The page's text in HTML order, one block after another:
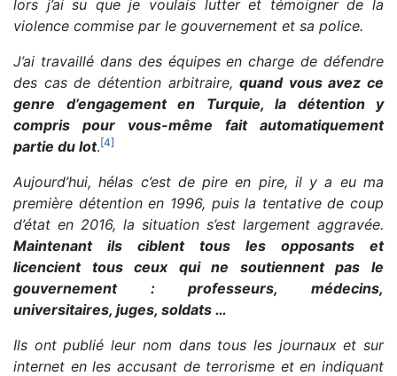
lors j’ai su que je voulais lutter et témoigner de la
violence commise par le gouvernement et sa police.
J’ai travaillé dans des équipes en charge de défendre
des cas de détention arbitraire,quand vous avez ce
genre d’engagement en Turquie, la détention y
compris pour vous-même fait automatiquement
partie du lot.[4]
Aujourd’hui, hélas c’est de pire en pire, il y a eu ma
première détention en 1996, puis la tentative de coup
d’état en 2016, la situation s’est largement aggravée.
Maintenant ils ciblent tous les opposants et
licencient tous ceux qui ne soutiennent pas le
gouvernement : professeurs, médecins,
universitaires, juges, soldats …
Ils ont publié leur nom dans tous les journaux et sur
internet en les accusant de terrorisme et en indiquant